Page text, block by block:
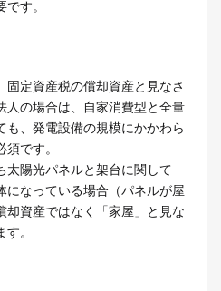
す。
定資産税の償却資産と見なさ
人の場合は、自家消費型と全量
も、発電設備の規模にかかわら
です。
太陽光パネルと架台に関して
になっている場合（パネルが屋
却資産ではなく「家屋」と見な
。